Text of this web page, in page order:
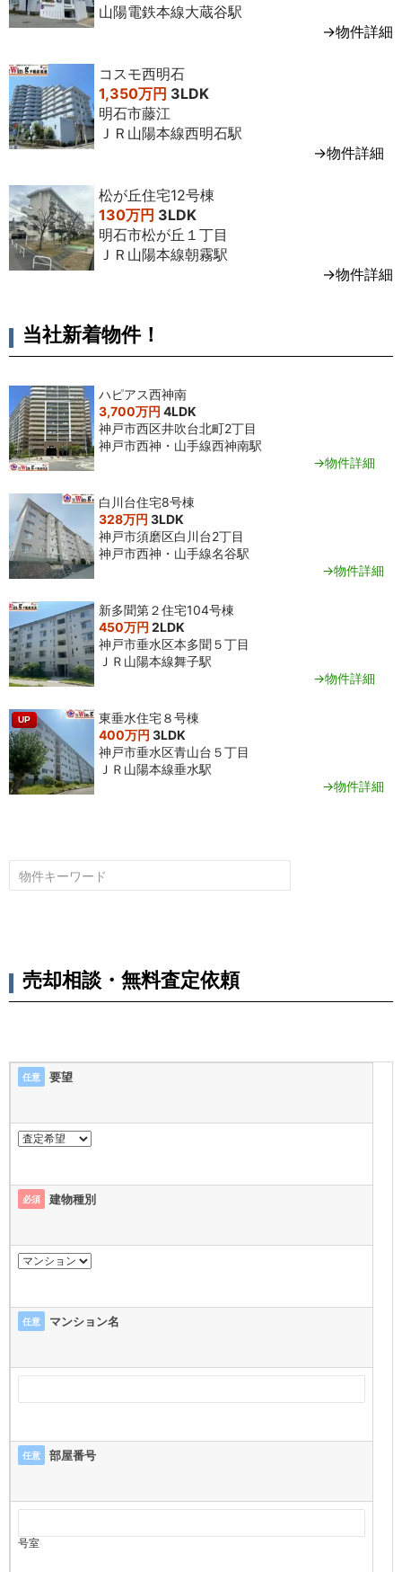
山陽電鉄本線大蔵谷駅
→物件詳細
コスモ西明石
1,350万円 3LDK
明石市藤江
ＪＲ山陽本線西明石駅
→物件詳細
松が丘住宅12号棟
130万円 3LDK
明石市松が丘１丁目
ＪＲ山陽本線朝霧駅
→物件詳細
当社新着物件！
ハピアス西神南
3,700万円 4LDK
神戸市西区井吹台北町2丁目
神戸市西神・山手線西神南駅
→物件詳細
白川台住宅8号棟
328万円 3LDK
神戸市須磨区白川台2丁目
神戸市西神・山手線名谷駅
→物件詳細
新多聞第２住宅104号棟
450万円 2LDK
神戸市垂水区本多聞５丁目
ＪＲ山陽本線舞子駅
→物件詳細
UP
東垂水住宅８号棟
400万円 3LDK
神戸市垂水区青山台５丁目
ＪＲ山陽本線垂水駅
→物件詳細
売却相談・無料査定依頼
任意 要望
必須 建物種別
任意 マンション名
任意 部屋番号
号室